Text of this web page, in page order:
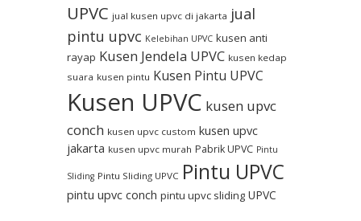
UPVC jual kusen upvc di jakarta jual
pintu upvc Kelebihan UPVC kusen anti
rayap Kusen Jendela UPVC kusen kedap
suara kusen pintu Kusen Pintu UPVC
Kusen UPVC kusen upvc
conch kusen upvc custom kusen upvc
jakarta kusen upvc murah Pabrik UPVC Pintu
Sliding Pintu Sliding UPVC Pintu UPVC
pintu upvc conch pintu upvc sliding UPVC